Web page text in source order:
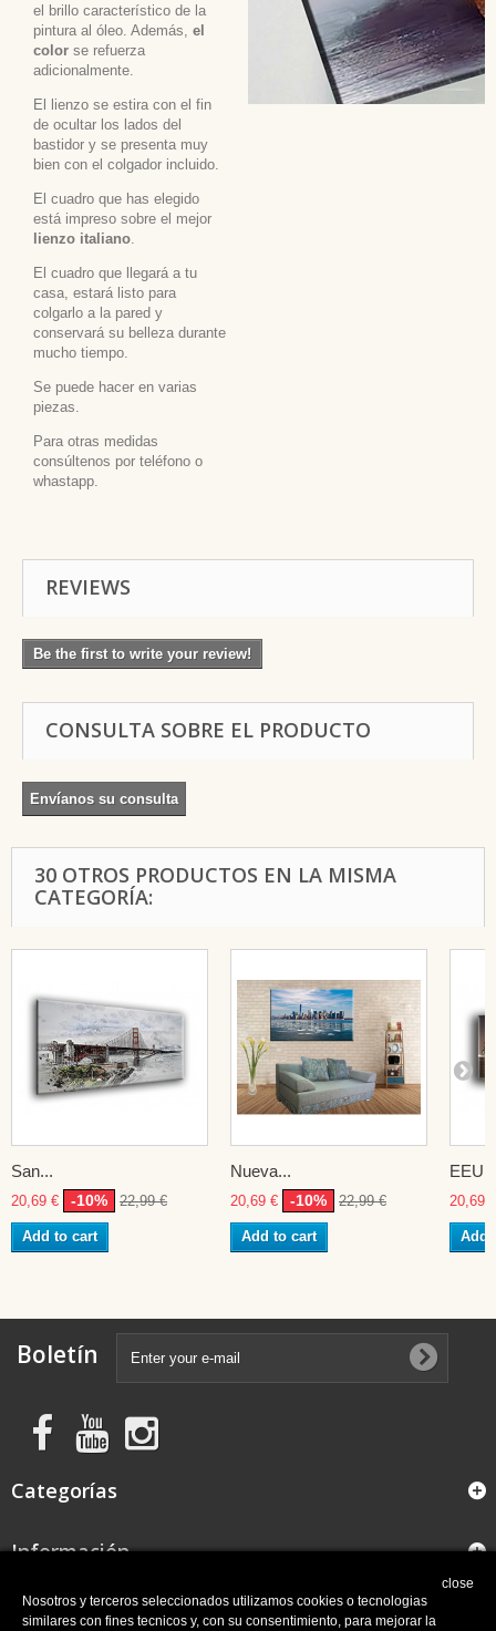
el brillo característico de la
pintura al óleo. Además, el
color se refuerza
adicionalmente.
El lienzo se estira con el fin
de ocultar los lados del
bastidor y se presenta muy
bien con el colgador incluido.
El cuadro que has elegido
está impreso sobre el mejor
lienzo italiano
El cuadro que llegará a tu
casa, estará listo para
colgarlo a la pared y
conservará su belleza durante
mucho tiempo.
Se puede hacer en varias
piezas.
Para otras medidas
consúltenos por teléfono o
whastapp.
REVIEWS
Be the first to write your review!
CONSULTA SOBRE EL PRODUCTO
Envíanos su consulta
30 OTROS PRODUCTOS EN LA MISMA
CATEGORÍA:
San...
20,69 € -10% 22,99 €
Add to cart
Nueva...
20,69 € -10% 22,99 €
Add to cart
20,69 €
Add
Boletín
Categorías
Información
close
Nosotros y terceros seleccionados utilizamos cookies o tecnologias
similares con fines tecnicos y, con su consentimiento, para mejorar la